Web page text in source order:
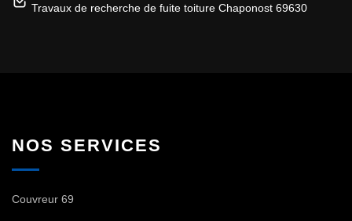
Travaux de recherche de fuite toiture Chaponost 69630
NOS SERVICES
Couvreur 69